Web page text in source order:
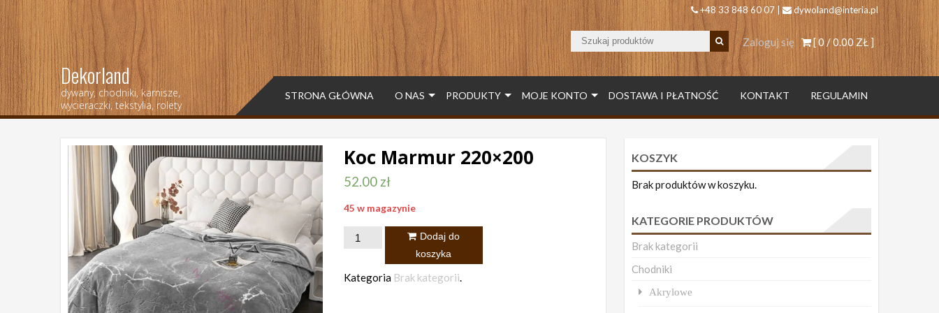
+48 33 848 60 07 | dywoland@interia.pl
[ 0 /0.00 ZŁ]
Zaloguj się
Dekorland
dywany, chodniki, karnisze,
wycieraczki, tekstylia, rolety
STRONA GŁÓWNA O NAS PRODUKTY MOJE KONTO DOSTAWA I PŁATNOŚĆ KONTAKT REGULAMIN
Koc Marmur 220×200
52.00 zł
45 w magazynie
ilość
Marmur
Dodaj do
koszyka
Kategoria Brak kategorii.
KOSZYK
Brak produktów w koszyku.
KATEGORIE PRODUKTÓW
Brak kategorii
Chodniki
Akrylowe